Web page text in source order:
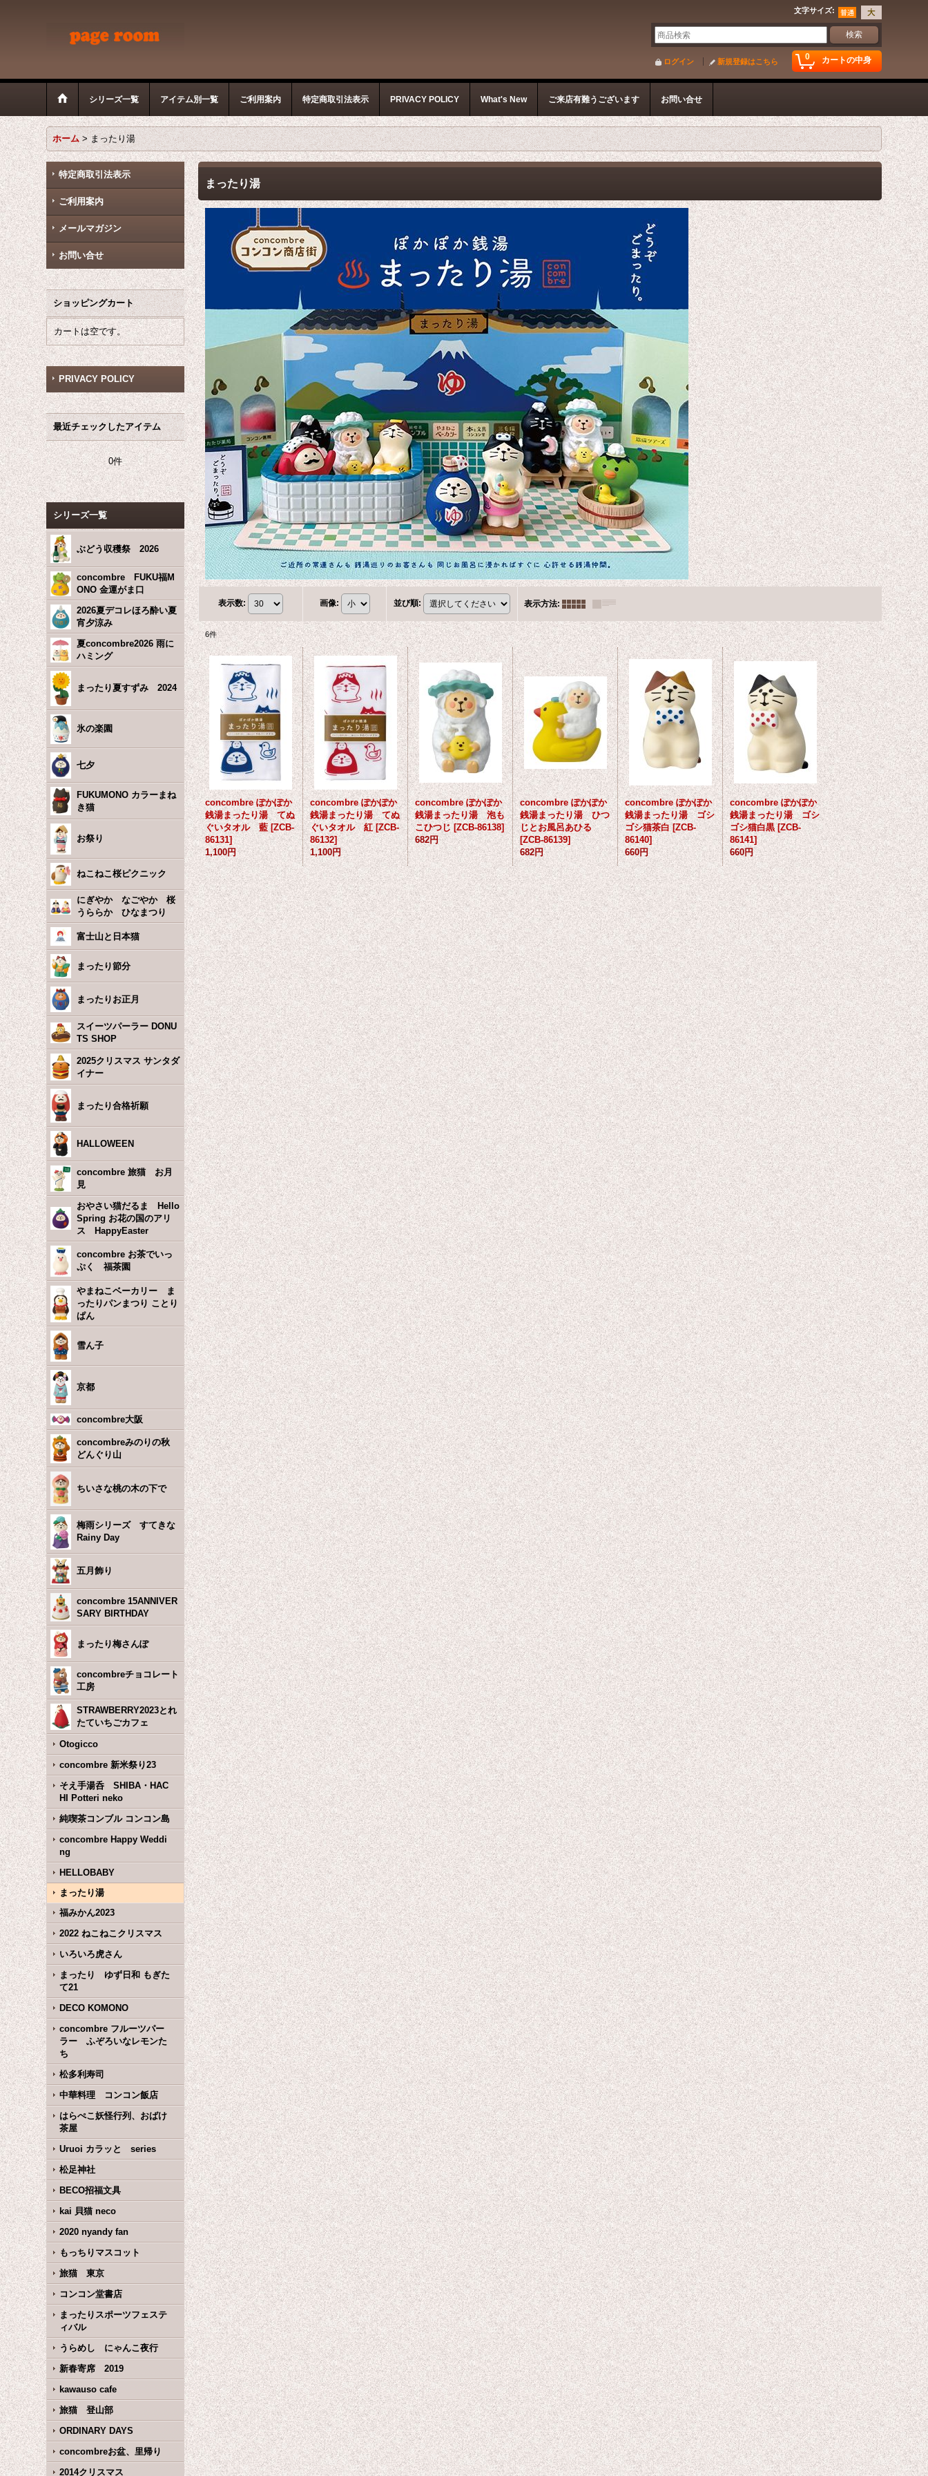
文字サイズ:
0 カートの中身
ログイン 新規登録はこちら
シリーズ一覧 アイテム別一覧 ご利用案内 特定商取引法表示 PRIVACY POLICY What's New ご来店有難うございます お問い合せ
ホーム > まったり湯
特定商取引法表示
ご利用案内
メールマガジン
お問い合せ
ショッピングカート
カートは空です。
PRIVACY POLICY
最近チェックしたアイテム
0件
シリーズ一覧
ぶどう収穫祭 2026
concombre FUKU福M
ONO 金運がま口
2026夏デコレほろ酔い夏
宵夕涼み
夏concombre2026 雨に
ハミング
まったり夏すずみ 2024
氷の楽園
七夕
FUKUMONO カラーまね
き猫
お祭り
ねこねこ桜ピクニック
にぎやか なごやか 桜
うららか ひなまつり
富士山と日本猫
まったり節分
まったりお正月
スイーツパーラー DONU
TS SHOP
2025クリスマス サンタダ
イナー
まったり合格祈願
HALLOWEEN
concombre 旅猫 お月
見
おやさい猫だるま Hello
Spring お花の国のアリ
ス HappyEaster
concombre お茶でいっ
ぷく 福茶園
やまねこベーカリー ま
ったりパンまつり ことり
ぱん
雪ん子
京都
concombre大阪
concombreみのりの秋
どんぐり山
ちいさな桃の木の下で
梅雨シリーズ すてきな
Rainy Day
五月飾り
concombre 15ANNIVER
SARY BIRTHDAY
まったり梅さんぽ
concombreチョコレート
工房
STRAWBERRY2023とれ
たていちごカフェ
Otogicco
concombre 新米祭り23
そえ手湯呑 SHIBA・HAC
HI Potteri neko
純喫茶コンブル コンコン島
concombre Happy Weddi
ng
HELLOBABY
まったり湯
福みかん2023
2022 ねこねこクリスマス
いろいろ虎さん
まったり ゆず日和 もぎた
て21
DECO KOMONO
concombre フルーツパー
ラー ふぞろいなレモンた
ち
松多利寿司
中華料理 コンコン飯店
はらぺこ妖怪行列、おばけ
茶屋
Uruoi カラッと series
松足神社
BECO招福文具
kai 貝猫 neco
2020 nyandy fan
もっちりマスコット
旅猫 東京
コンコン堂書店
まったりスポーツフェステ
ィバル
うらめし にゃんこ夜行
新春寄席 2019
kawauso cafe
旅猫 登山部
ORDINARY DAYS
concombreお盆、里帰り
2014クリスマス
まったり湯
表示数: 画像: 並び順: 表示方法:
6件
concombre ぽかぽか
銭湯まったり湯 てぬ
ぐいタオル 藍 [ZCB-
86131]
1,100円
concombre ぽかぽか
銭湯まったり湯 てぬ
ぐいタオル 紅 [ZCB-
86132]
1,100円
concombre ぽかぽか
銭湯まったり湯 泡も
こひつじ [ZCB-86138]
682円
concombre ぽかぽか
銭湯まったり湯 ひつ
じとお風呂あひる
[ZCB-86139]
682円
concombre ぽかぽか
銭湯まったり湯 ゴシ
ゴシ猫茶白 [ZCB-
86140]
660円
concombre ぽかぽか
銭湯まったり湯 ゴシ
ゴシ猫白黒 [ZCB-
86141]
660円